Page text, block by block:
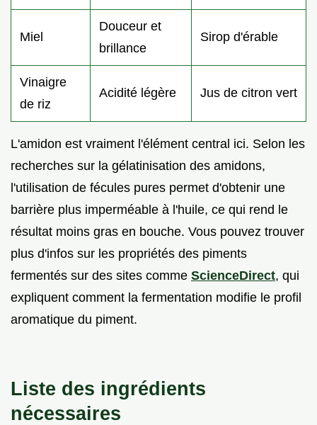
Miel
Douceur et
brillance
Sirop d'érable
Vinaigre
de riz
Acidité légère Jus de citron vert
L'amidon est vraiment l'élément central ici. Selon les
recherches sur la gélatinisation des amidons,
l'utilisation de fécules pures permet d'obtenir une
barrière plus imperméable à l'huile, ce qui rend le
résultat moins gras en bouche. Vous pouvez trouver
plus d'infos sur les propriétés des piments
fermentés sur des sites comme ScienceDirect, qui
expliquent comment la fermentation modifie le profil
aromatique du piment.
Liste des ingrédients
nécessaires